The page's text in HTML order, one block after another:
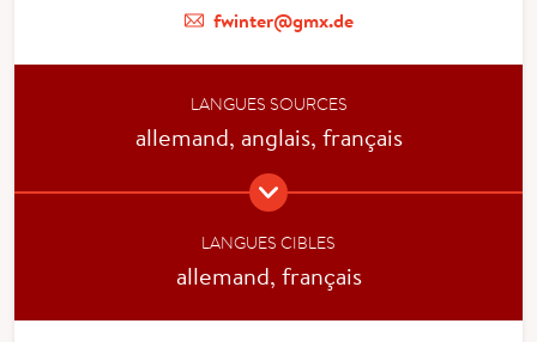
fwinter@gmx.de
LANGUES SOURCES
allemand, anglais, français
LANGUES CIBLES
allemand, français